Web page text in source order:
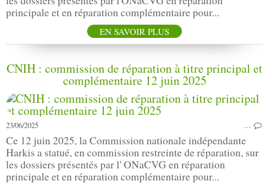
principale et en réparation complémentaire pour...
EN SAVOIR PLUS
CNIH : commission de réparation à titre principal et
complémentaire 12 juin 2025
23/06/2025 …
Ce 12 juin 2025, la Commission nationale indépendante
Harkis a statué, en commission restreinte de réparation, sur
les dossiers présentés par l' ONaCVG en réparation
principale et en réparation complémentaire pour...